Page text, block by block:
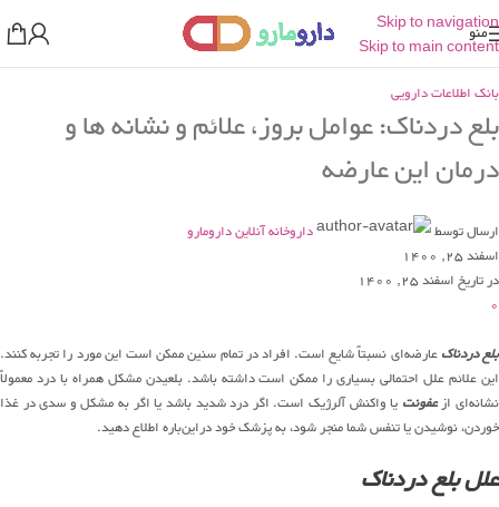
Skip to navigation
Skip to main content
منو
بانک اطلاعات دارویی
بلع دردناک: عوامل بروز، علائم و نشانه ها و
درمان این عارضه
ارسال توسط
داروخانه آنلاین دارومارو
اسفند 25, 1400
در تاریخ اسفند 25, 1400
0
بلع دردناکعارضه‌ای نسبتاً شایع است. افراد در تمام سنین ممکن است این مورد را تجربه کنند.
این علائم علل احتمالی بسیاری را ممکن است داشته باشد. بلعیدن مشکل همراه با درد معمولاً
نشانه‌ای ازعفونت یا واکنش آلرژیک است. اگر درد شدید باشد یا اگر به مشکل و سدی در غذا
خوردن، نوشیدن یا تنفس شما منجر شود، به پزشک خود دراین‌باره اطلاع دهید.
علل بلع دردناک